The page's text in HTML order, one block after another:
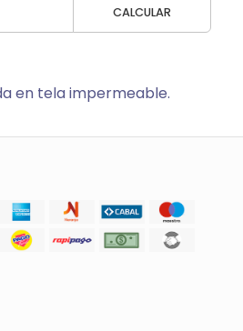
CALCULAR
en tela impermeable.